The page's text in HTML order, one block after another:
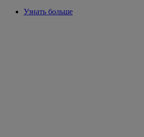
Узнать больше